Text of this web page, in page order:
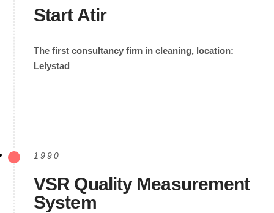
Start Atir
The first consultancy firm in cleaning, location:
Lelystad
1990
VSR Quality Measurement
System